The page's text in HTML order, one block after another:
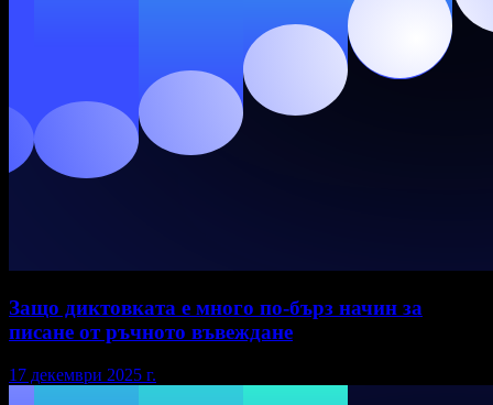
Защо диктовката е много по-бърз начин за
писане от ръчното въвеждане
17 декември 2025 г.